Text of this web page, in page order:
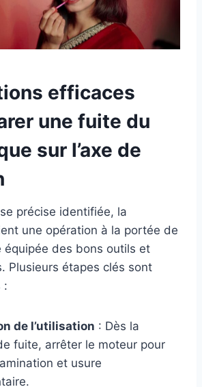
efficaces
une fuite du
sur l’axe de
précise identifiée, la
une opération à la portée de
équipée des bons outils et
Plusieurs étapes clés sont
:
de l’utilisation : Dès la
fuite, arrêter le moteur pour
et usure